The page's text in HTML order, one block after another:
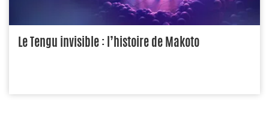
Le Tengu invisible : l’histoire de Makoto